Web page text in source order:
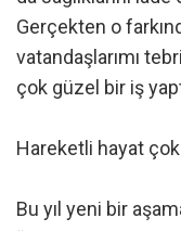
Gerçekten o
vatandaşlarımı
çok güzel bir iş
Hareketli hayat
Bu yıl yeni bir